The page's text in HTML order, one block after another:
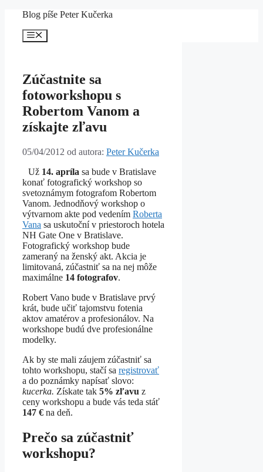
Preskočiť
Blog píše Peter Kučerka
Menu
Zúčastnite sa
fotoworkshopu s
Robertom Vanom a
získajte zľavu
05/04/2012 od autora: Peter Kučerka
Už 14. apríla sa bude v Bratislave
konať fotografický workshop so
svetoznámym fotografom Robertom
Vanom. Jednodňový workshop o
výtvarnom akte pod vedením Roberta
Vana sa uskutoční v priestoroch hotela
NH Gate One v Bratislave.
Fotografický workshop bude
zameraný na ženský akt. Akcia je
limitovaná, zúčastniť sa na nej môže
maximálne 14 fotografov.
Robert Vano bude v Bratislave prvý
krát, bude učiť tajomstvu fotenia
aktov amatérov a profesionálov. Na
workshope budú dve profesionálne
modelky.
Ak by ste mali záujem zúčastniť sa
tohto workshopu, stačí sa registrovať
a do poznámky napísať slovo:
kucerka. Získate tak 5% zľavu z
ceny workshopu a bude vás teda stáť
147 € na deň.
Prečo sa zúčastniť
workshopu?